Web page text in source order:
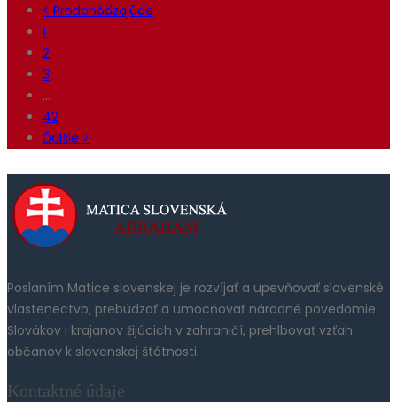
< Predchádzajúce
1
2
3
…
42
Ďalšie >
Poslaním Matice slovenskej je rozvíjať a upevňovať slovenské
vlastenectvo, prebúdzať a umocňovať národné povedomie
Slovákov i krajanov žijúcich v zahraničí, prehlbovať vzťah
občanov k slovenskej štátnosti.
Kontaktné údaje